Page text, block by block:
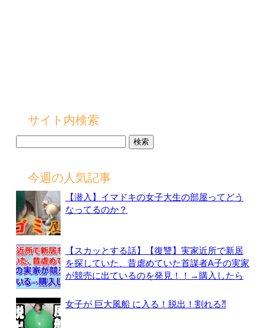
サイト内検索
今週の人気記事
【潜入】イマドキの女子大生の部屋ってどう
なってるのか？
【スカッとする話】【復讐】実家近所で新居
を探していた、昔虐めていた首謀者A子の実家
が競売に出ているのを発見！！→購入したら
女子が 巨大風船 に入る！脱出！割れる⁈